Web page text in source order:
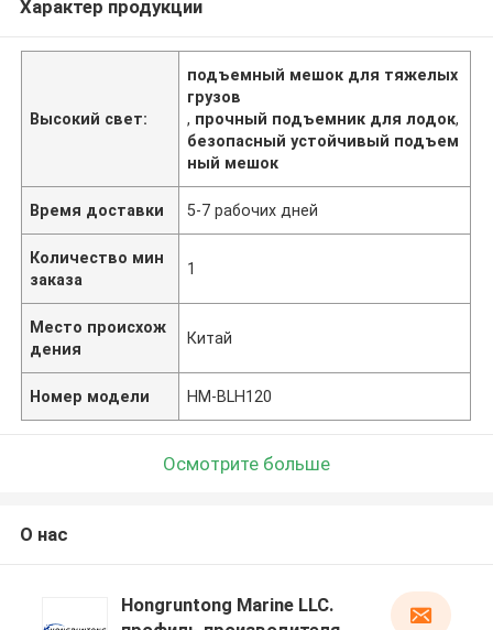
Характер продукции
Высокий свет:
подъемный мешок для тяжелых
грузов
, прочный подъемник для лодок,
безопасный устойчивый подъем
ный мешок
Время доставки 5-7 рабочих дней
Количество мин
заказа
1
Место происхож
дения
Китай
Номер модели HM-BLH120
Осмотрите больше
О нас
Hongruntong Marine LLC.